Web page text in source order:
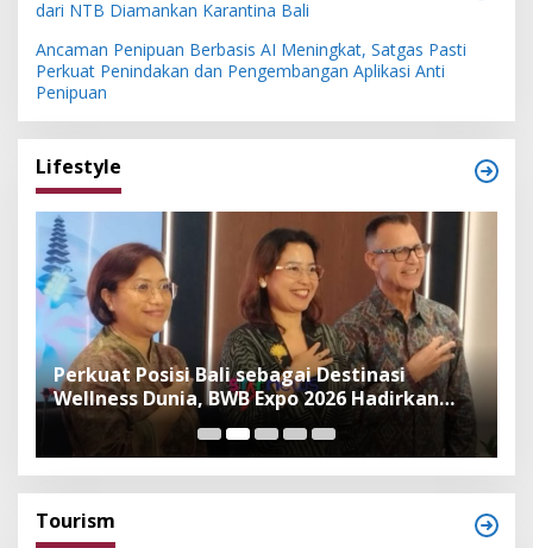
dari NTB Diamankan Karantina Bali
Ancaman Penipuan Berbasis AI Meningkat, Satgas Pasti
Perkuat Penindakan dan Pengembangan Aplikasi Anti
Penipuan
Lifestyle
Perkuat Posisi Bali sebagai Destinasi
Wellness Dunia, BWB Expo 2026 Hadirkan
Exhibitor Nasional dan Global
Tourism